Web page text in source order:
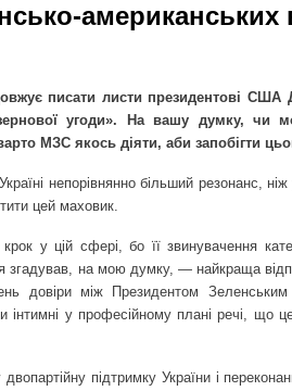
американських
писати листи президентові
угоди». На вашу думку, чи
МЗС якось діяти, аби запобігти
непорівнянно більший резонанс,
цей маховик.
у цій сфері, бо її звинувачення
на мою думку, — найкраща
довіри між Президентом
інтимні у професійному плані речі,
підтримку України і